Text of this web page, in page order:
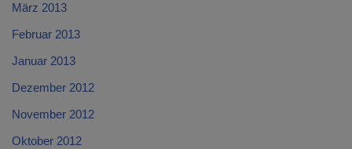
März 2013
Februar 2013
Januar 2013
Dezember 2012
November 2012
Oktober 2012